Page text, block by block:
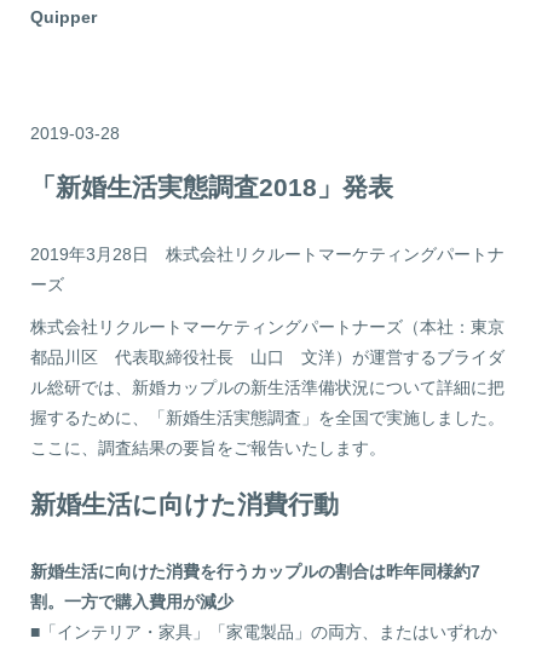
Quipper
2019-03-28
「新婚生活実態調査2018」発表
2019年3月28日
株式会社リクルートマーケティングパートナ
ーズ
株式会社リクルートマーケティングパートナーズ（本社：東京
都品川区 代表取締役社長 山口 文洋）が運営するブライダ
ル総研では、新婚カップルの新生活準備状況について詳細に把
握するために、「新婚生活実態調査」を全国で実施しました。
ここに、調査結果の要旨をご報告いたします。
新婚生活に向けた消費行動
新婚生活に向けた消費を行うカップルの割合は昨年同様約7
割。一方で購入費用が減少
■「インテリア・家具」「家電製品」の両方、またはいずれか